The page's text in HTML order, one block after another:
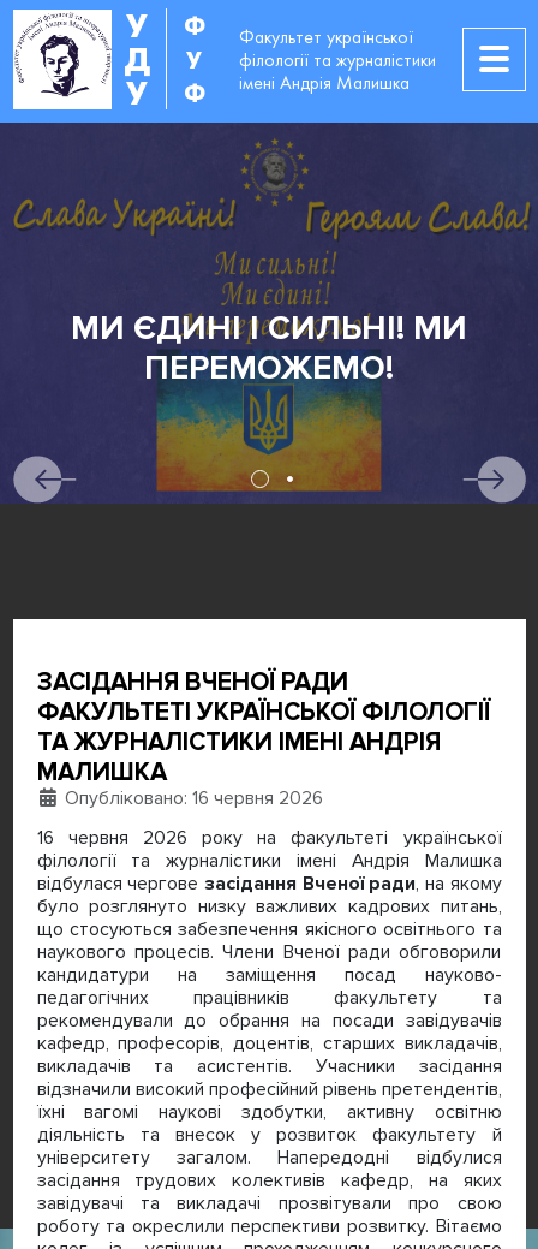
У
Д
У
Ф
У
Ф
Факультет української
філології та журналістики
імені Андрія Малишка
АБІТУРІЄНТАМ
ЗАСІДАННЯ ВЧЕНОЇ РАДИ
ФАКУЛЬТЕТІ УКРАЇНСЬКОЇ ФІЛОЛОГІЇ
ТА ЖУРНАЛІСТИКИ ІМЕНІ АНДРІЯ
МАЛИШКА
Деталі
Опубліковано: 16 червня 2026
16 червня 2026 року на факультеті української
філології та журналістики імені Андрія Малишка
відбулася чергове засідання Вченої ради , на якому
було розглянуто низку важливих кадрових питань,
що стосуються забезпечення якісного освітнього та
наукового процесів. Члени Вченої ради обговорили
кандидатури на заміщення посад науково-
педагогічних працівників факультету та
рекомендували до обрання на посади завідувачів
кафедр, професорів, доцентів, старших викладачів,
викладачів та асистентів. Учасники засідання
відзначили високий професійний рівень претендентів,
їхні вагомі наукові здобутки, активну освітню
діяльність та внесок у розвиток факультету й
університету загалом. Напередодні відбулися
засідання трудових колективів кафедр, на яких
завідувачі та викладачі прозвітували про свою
роботу та окреслили перспективи розвитку. Вітаємо